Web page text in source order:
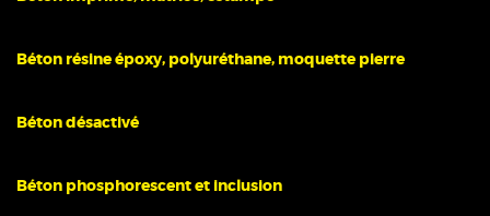
Béton résine époxy, polyuréthane, moquette pierre
Béton désactivé
Béton phosphorescent et inclusion